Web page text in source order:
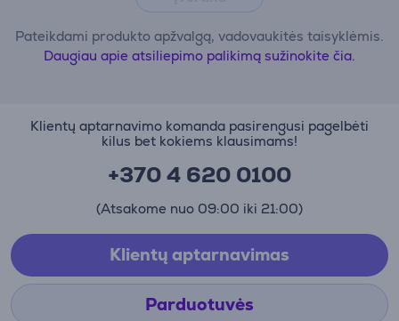
Pateikdami produkto apžvalgą, vadovaukitės taisyklėmis.
Daugiau apie atsiliepimo palikimą sužinokite čia.
Klientų aptarnavimo komanda pasirengusi pagelbėti
kilus bet kokiems klausimams!
+370 4 620 0100
(Atsakome nuo 09:00 iki 21:00)
Klientų aptarnavimas
Parduotuvės